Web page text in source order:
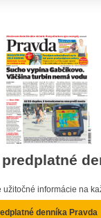
užitočné informácie na
denníka Pravda